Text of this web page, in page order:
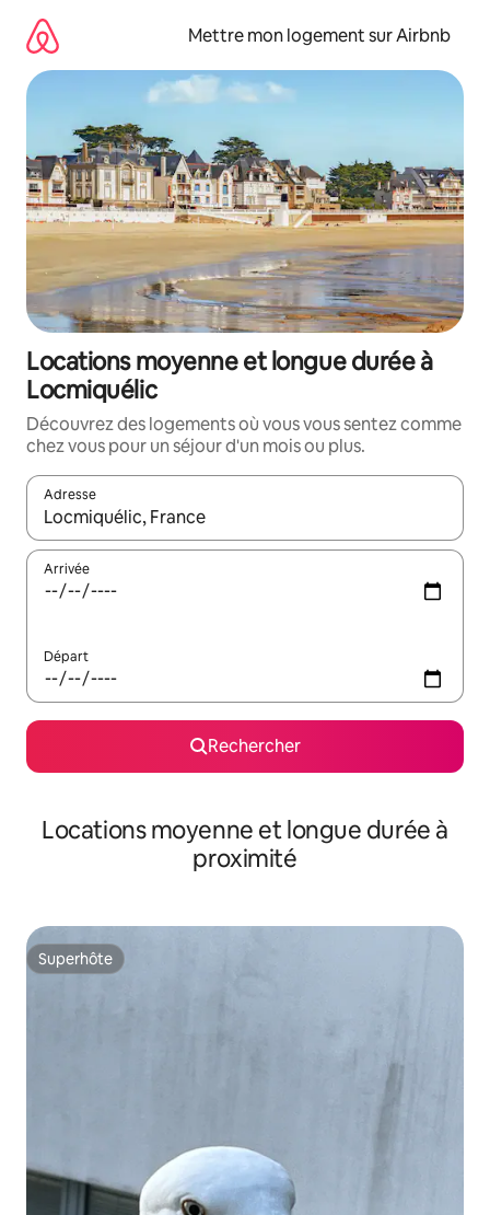
directement
contenu
Mettre mon logement sur Airbnb
Locations moyenne et longue durée à
Locmiquélic
Découvrez des logements où vous vous sentez comme
chez vous pour un séjour d'un mois ou plus.
Adresse
Lorsque les résultats s'affichent, utilisez les flèches vers le
Arrivée
Départ
Rechercher
Locations moyenne et longue durée à
proximité
Superhôte
Superhôte